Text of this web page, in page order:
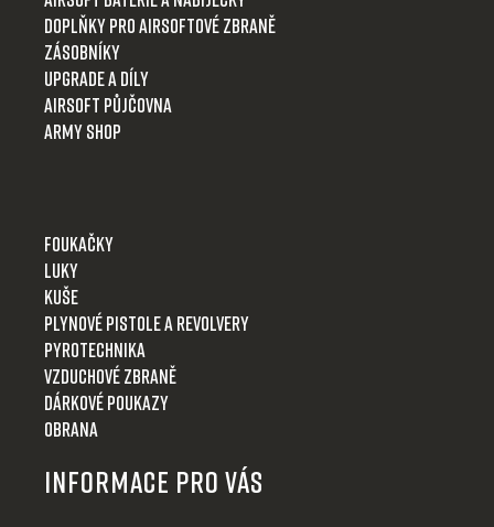
Doplňky pro airsoftové zbraně
Zásobníky
Upgrade a díly
Airsoft půjčovna
Army shop
Foukačky
Luky
Kuše
Plynové pistole a revolvery
Pyrotechnika
Vzduchové zbraně
Dárkové poukazy
Obrana
Informace pro Vás